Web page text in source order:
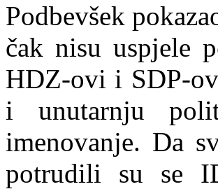
Podbevšek
čak nisu uspjele
HDZ-ovi i SDP-
i unutarnju
imenovanje. Da
potrudili su se